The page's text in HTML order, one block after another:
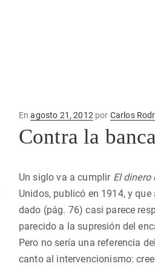
EnPublicado
en
agosto 21, 2012 por Carlos
Contra la banca
Un siglo va a cumplir El dinero
Unidos, publicó en 1914, y
dado (pág. 76) casi parece
parecido a la supresión del
Pero no sería una referencia
canto al intervencionismo: